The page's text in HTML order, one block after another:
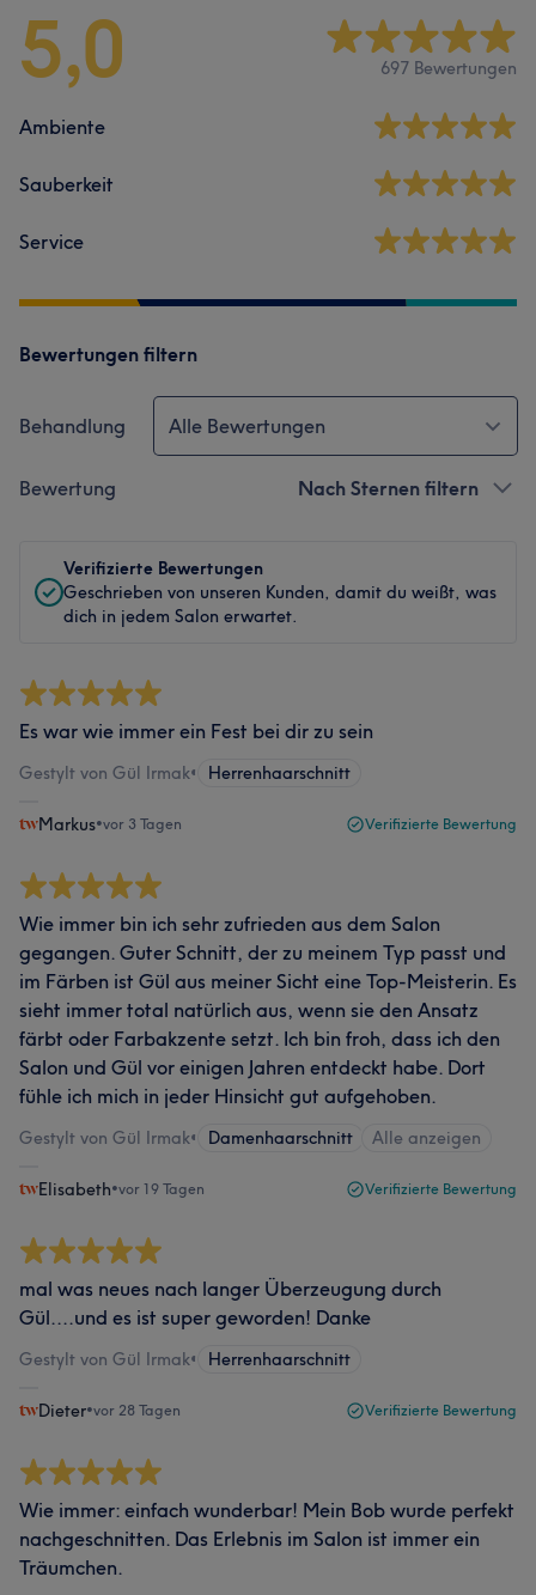
5,0 697 Bewertungen
Ambiente
Sauberkeit
Service
Bewertungen filtern
Behandlung Alle Bewertungen
Bewertung Nach Sternen filtern
Verifizierte Bewertungen
Geschrieben von unseren Kunden, damit du weißt, was
dich in jedem Salon erwartet.
Es war wie immer ein Fest bei dir zu sein
Gestylt von Gül Irmak• Herrenhaarschnitt
Markus•vor 3 Tagen Verifizierte Bewertung
Wie immer bin ich sehr zufrieden aus dem Salon
gegangen. Guter Schnitt, der zu meinem Typ passt und
im Färben ist Gül aus meiner Sicht eine Top-Meisterin. Es
sieht immer total natürlich aus, wenn sie den Ansatz
färbt oder Farbakzente setzt. Ich bin froh, dass ich den
Salon und Gül vor einigen Jahren entdeckt habe. Dort
fühle ich mich in jeder Hinsicht gut aufgehoben.
Gestylt von Gül Irmak• Damenhaarschnitt Alle anzeigen
Elisabeth•vor 19 Tagen Verifizierte Bewertung
mal was neues nach langer Überzeugung durch
Gül....und es ist super geworden! Danke
Gestylt von Gül Irmak• Herrenhaarschnitt
Dieter•vor 28 Tagen Verifizierte Bewertung
Wie immer: einfach wunderbar! Mein Bob wurde perfekt
nachgeschnitten. Das Erlebnis im Salon ist immer ein
Träumchen.